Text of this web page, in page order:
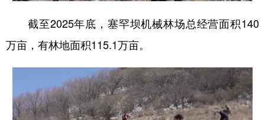
截至2025年底，塞罕坝机械林场总经营面积140
万亩，有林地面积115.1万亩。